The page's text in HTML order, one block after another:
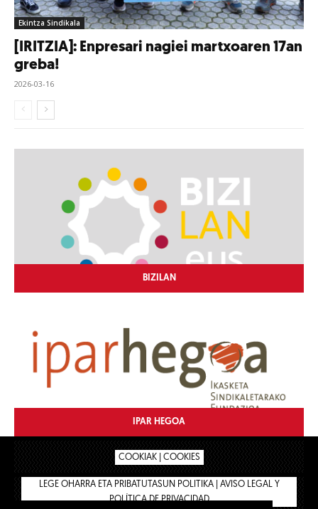
Ekintza Sindikala
[IRITZIA]: Enpresari nagiei martxoaren 17an
greba!
2026-03-16
BIZILAN
IPAR HEGOA
COOKIAK | COOKIES
LEGE OHARRA ETA PRIBATUTASUN POLITIKA | AVISO LEGAL Y
POLÍTICA DE PRIVACIDAD